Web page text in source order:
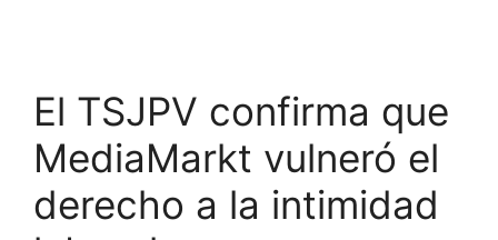
El TSJPV confirma que
MediaMarkt vulneró el
derecho a la intimidad